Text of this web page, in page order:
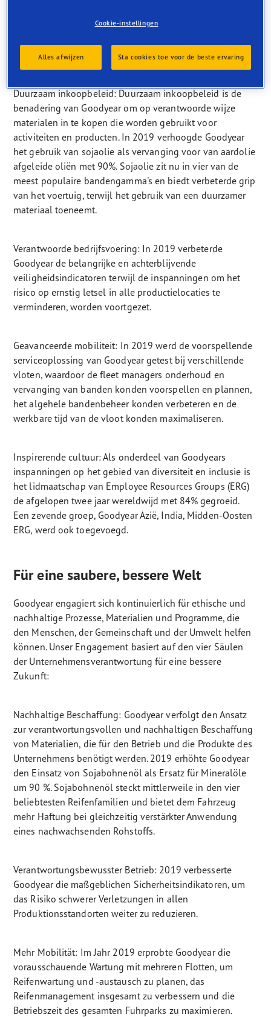
engagement is gebaseerd op de vier pijlers van het Better
ondernemen:
Duurzaam inkoopbeleid: Duurzaam inkoopbeleid is de
benadering van Goodyear om op verantwoorde wijze
materialen in te kopen die worden gebruikt voor
activiteiten en producten. In 2019 verhoogde Goodyear
het gebruik van sojaolie als vervanging voor van aardolie
afgeleide oliën met 90%. Sojaolie zit nu in vier van de
meest populaire bandengamma's en biedt verbeterde grip
van het voertuig, terwijl het gebruik van een duurzamer
materiaal toeneemt.
Verantwoorde bedrijfsvoering: In 2019 verbeterde
Goodyear de belangrijke en achterblijvende
veiligheidsindicatoren terwijl de inspanningen om het
risico op ernstig letsel in alle productielocaties te
verminderen, worden voortgezet.
Geavanceerde mobiliteit: In 2019 werd de voorspellende
serviceoplossing van Goodyear getest bij verschillende
vloten, waardoor de fleet managers onderhoud en
vervanging van banden konden voorspellen en plannen,
het algehele bandenbeheer konden verbeteren en de
werkbare tijd van de vloot konden maximaliseren.
Inspirerende cultuur: Als onderdeel van Goodyears
inspanningen op het gebied van diversiteit en inclusie is
het lidmaatschap van Employee Resources Groups (ERG)
de afgelopen twee jaar wereldwijd met 84% gegroeid.
Een zevende groep, Goodyear Azië, India, Midden-Oosten
ERG, werd ook toegevoegd.
Für eine saubere, bessere Welt
Goodyear engagiert sich kontinuierlich für ethische und
nachhaltige Prozesse, Materialien und Programme, die
den Menschen, der Gemeinschaft und der Umwelt helfen
können. Unser Engagement basiert auf den vier Säulen
der Unternehmensverantwortung für eine bessere
Zukunft:
Nachhaltige Beschaffung: Goodyear verfolgt den Ansatz
zur verantwortungsvollen und nachhaltigen Beschaffung
von Materialien, die für den Betrieb und die Produkte des
Unternehmens benötigt werden. 2019 erhöhte Goodyear
den Einsatz von Sojabohnenöl als Ersatz für Mineralöle
um 90 %. Sojabohnenöl steckt mittlerweile in den vier
beliebtesten Reifenfamilien und bietet dem Fahrzeug
mehr Haftung bei gleichzeitig verstärkter Anwendung
eines nachwachsenden Rohstoffs.
Verantwortungsbewusster Betrieb: 2019 verbesserte
Goodyear die maßgeblichen Sicherheitsindikatoren, um
das Risiko schwerer Verletzungen in allen
Produktionsstandorten weiter zu reduzieren.
Mehr Mobilität: Im Jahr 2019 erprobte Goodyear die
vorausschauende Wartung mit mehreren Flotten, um
Reifenwartung und -austausch zu planen, das
Reifenmanagement insgesamt zu verbessern und die
Betriebszeit des gesamten Fuhrparks zu maximieren.
Cookie-instellingen
Alles afwijzen Sta cookies toe voor de beste ervaring